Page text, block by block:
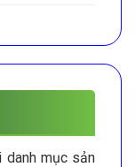
danh mục sản